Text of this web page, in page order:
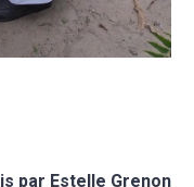
par Estelle Grenon